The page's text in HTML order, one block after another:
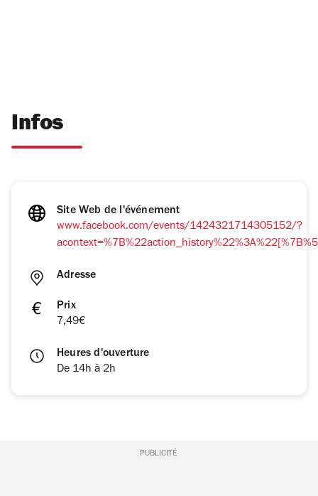
Infos
Site Web de l'événement
www.facebook.com/events/1424321714305152/?
Adresse
Prix
7,49€
Heures d'ouverture
De 14h à 2h
PUBLICITÉ